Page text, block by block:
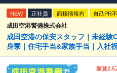
NEW 正社員 面接情報有 自己PR
成田空港警備株式会社
成田空港の保安スタッフ｜未経
身寮｜住宅手当&家族手当｜入社
家賃2.5